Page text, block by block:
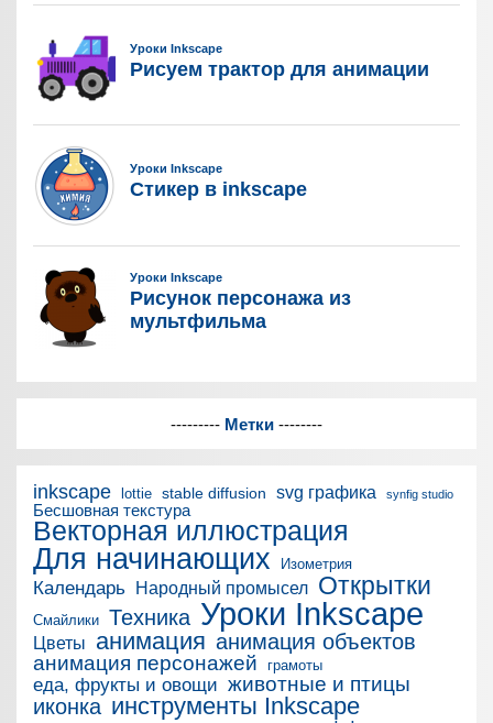
--------- Метки --------
inkscape lottie stable diffusion svg графика synfig studio
Бесшовная текстура
Векторная иллюстрация
Для начинающих Изометрия
Календарь Народный промысел Открытки
Смайлики Техника Уроки Inkscape
Цветы анимация анимация объектов
анимация персонажей грамоты
еда, фрукты и овощи животные и птицы
иконка инструменты Inkscape